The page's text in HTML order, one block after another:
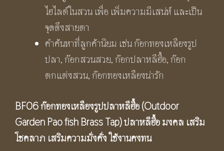
ไฮไลต์ในสวน เพื่อ เพิ่มความมีเสน่ห์ และเป็น
จุดดึงสายตา
คำค้นหาที่ลูกค้านิยม เช่น ก๊อกทองเหลืองรูป
ปลา, ก๊อกสวนสวย, ก๊อกปลาหลีฮื้อ, ก๊อก
ตกแต่งสวน, ก๊อกทองเหลืองน่ารัก
BF06 ก๊อกทองเหลืองรูปปลาหลีฮื้อ (Outdoor
GardenPao fishBrass Tap) ปลาหลีฮื้อ มงคล เสริม
โชคลาภ เสริมความมั่งคั่ง ใช้งานคงทน